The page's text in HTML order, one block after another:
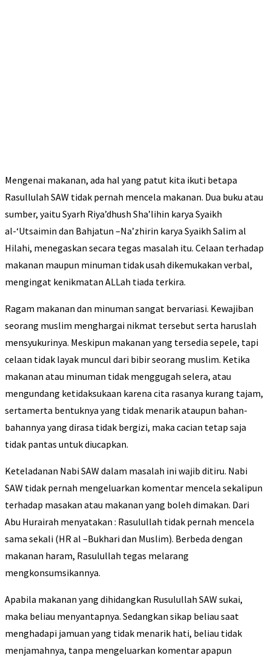
Mengenai makanan, ada hal yang patut kita ikuti betapa
Rasullulah SAW tidak pernah mencela makanan. Dua buku atau
sumber, yaitu Syarh Riya’dhush Sha’lihin karya Syaikh
al-‘Utsaimin dan Bahjatun –Na’zhirin karya Syaikh Salim al
Hilahi, menegaskan secara tegas masalah itu. Celaan terhadap
makanan maupun minuman tidak usah dikemukakan verbal,
mengingat kenikmatan ALLah tiada terkira.
Ragam makanan dan minuman sangat bervariasi. Kewajiban
seorang muslim menghargai nikmat tersebut serta haruslah
mensyukurinya. Meskipun makanan yang tersedia sepele, tapi
celaan tidak layak muncul dari bibir seorang muslim. Ketika
makanan atau minuman tidak menggugah selera, atau
mengundang ketidaksukaan karena cita rasanya kurang tajam,
sertamerta bentuknya yang tidak menarik ataupun bahan-
bahannya yang dirasa tidak bergizi, maka cacian tetap saja
tidak pantas untuk diucapkan.
Keteladanan Nabi SAW dalam masalah ini wajib ditiru. Nabi
SAW tidak pernah mengeluarkan komentar mencela sekalipun
terhadap masakan atau makanan yang boleh dimakan. Dari
Abu Hurairah menyatakan : Rasulullah tidak pernah mencela
sama sekali (HR al –Bukhari dan Muslim). Berbeda dengan
makanan haram, Rasulullah tegas melarang
mengkonsumsikannya.
Apabila makanan yang dihidangkan Rusulullah SAW sukai,
maka beliau menyantapnya. Sedangkan sikap beliau saat
menghadapi jamuan yang tidak menarik hati, beliau tidak
menjamahnya, tanpa mengeluarkan komentar apapun